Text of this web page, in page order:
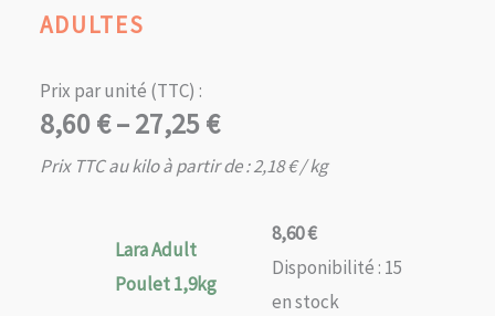
ADULTES
Prix par unité (TTC) :
8,60€–27,25€
Plage
de
27,25 €
Prix TTC au kilo à partir de :2,18€/ kg
Lara Adult
Poulet 1,9kg
8,60€
Disponibilité : 15
en stock